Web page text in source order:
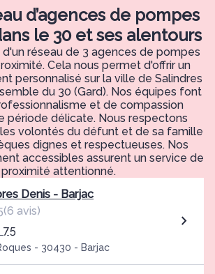
d’agences de pompes
le 30 et ses alentours
d'un réseau de 3 agences de pompes
Cela nous permet d'offrir un
personnalisé sur la ville de Salindres
du 30 (Gard). Nos équipes font
et de compassion
période délicate. Nous respectons
volontés du défunt et de sa famille
dignes et respectueuses. Nos
accessibles assurent un service de
proximité attentionné.
Denis - Barjac
(6 avis)
75
- 30430 - Barjac